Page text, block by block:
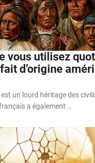
vous utilisez
d’origine
un lourd héritage des
a également …